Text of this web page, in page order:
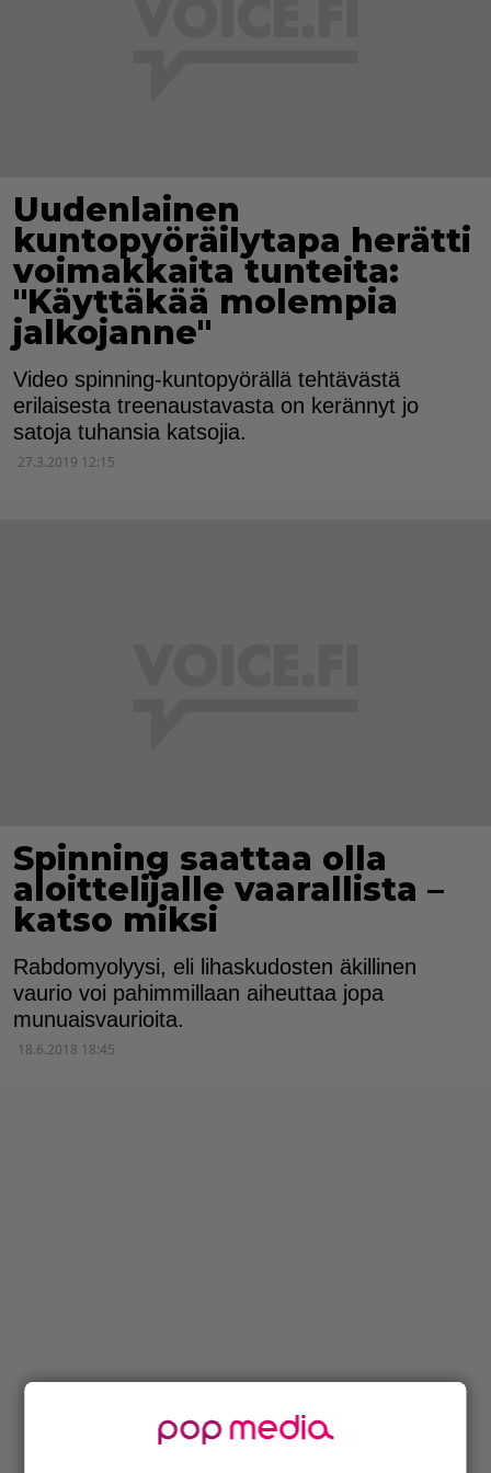
Uudenlainen
kuntopyöräilytapa herätti
voimakkaita tunteita:
"Käyttäkää molempia
jalkojanne"
Video spinning-kuntopyörällä tehtävästä
erilaisesta treenaustavasta on kerännyt jo
satoja tuhansia katsojia.
27.3.2019 12:15
Spinning saattaa olla
aloittelijalle vaarallista –
katso miksi
Rabdomyolyysi, eli lihaskudosten äkillinen
vaurio voi pahimmillaan aiheuttaa jopa
munuaisvaurioita.
18.6.2018 18:45